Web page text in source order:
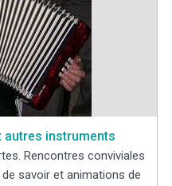
autres instruments
Rencontres conviviales
savoir et animations de